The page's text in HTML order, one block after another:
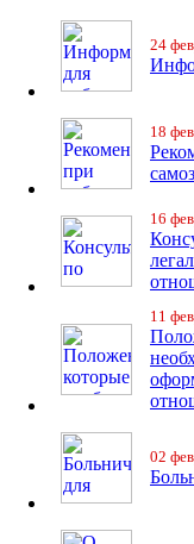
24
18
16
11
02